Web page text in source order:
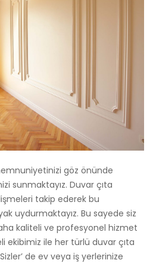
göz önünde
sunmaktayız. Duvar çıta
takip ederek bu
uydurmaktayız. Bu sayede siz
kaliteli ve profesyonel hizmet
ekibimiz ile her türlü duvar çıta
de ev veya iş yerlerinize